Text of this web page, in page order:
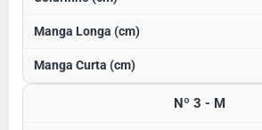
Nº 3 - M